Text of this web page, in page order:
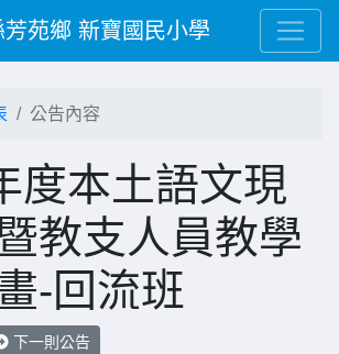
苑鄉 新寶國民小學
公告內容
度本土語文現
教支人員教學
-回流班
下一則公告